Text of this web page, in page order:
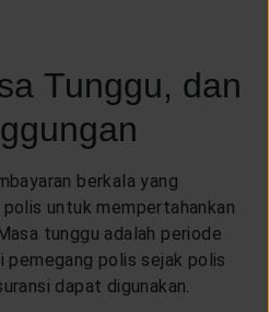
Tunggu, dan
berkala yang
untuk mempertahankan
tunggu adalah periode
polis sejak polis
dapat digunakan.